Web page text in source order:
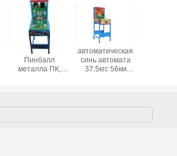
Автомат
Пинбалл
металла ПК,
машины
длинный
автоматическая
синь автомата
37.5кгс 56км
двумя